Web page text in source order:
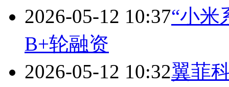
2026-05-12 10:37“小米
B+轮融资
2026-05-12 10:32翼菲